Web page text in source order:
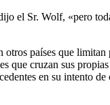
el Sr. Wolf, «pero
otros países que limitan
que cruzan sus
en su intento